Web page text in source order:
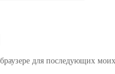
для последующих